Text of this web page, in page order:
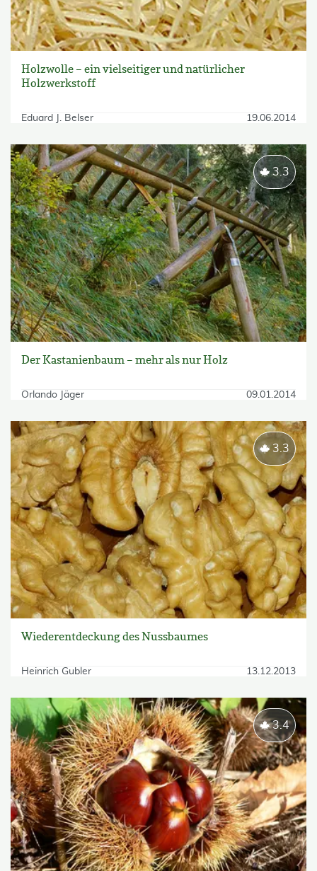
Holzwolle – ein vielseitiger und natürlicher
Holzwerkstoff
Eduard J. Belser 19.06.2014
Der Kastanienbaum – mehr als nur Holz
Orlando Jäger 09.01.2014
3.3
Wiederentdeckung des Nussbaumes
Heinrich Gubler 13.12.2013
3.3
3.4